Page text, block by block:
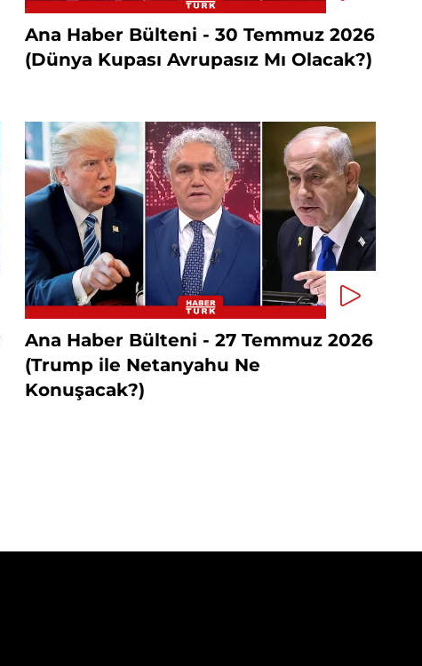
Ana Haber Bülteni - 30 Temmuz 2026
(Dünya Kupası Avrupasız Mı Olacak?)
Ana Haber Bülteni - 27 Temmuz 2026
(Trump ile Netanyahu Ne
Konuşacak?)